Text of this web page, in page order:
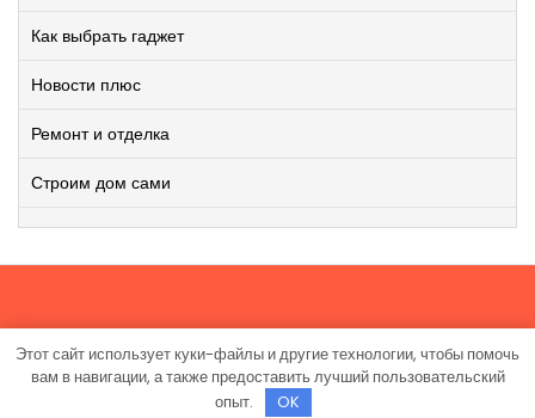
Как выбрать гаджет
Новости плюс
Ремонт и отделка
Строим дом сами
Работает на WordPress|Viral News WordPress Theme
TheMagnifico.
Этот сайт использует куки-файлы и другие технологии, чтобы помочь
вам в навигации, а также предоставить лучший пользовательский
опыт.
OK